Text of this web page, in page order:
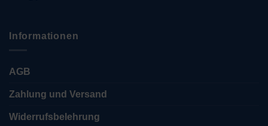
Informationen
AGB
Zahlung und Versand
Widerrufsbelehrung